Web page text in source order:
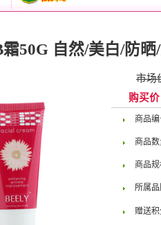
霜50G 自然/美白/防
市场
购买
商品
商品
商品
所属
赠送